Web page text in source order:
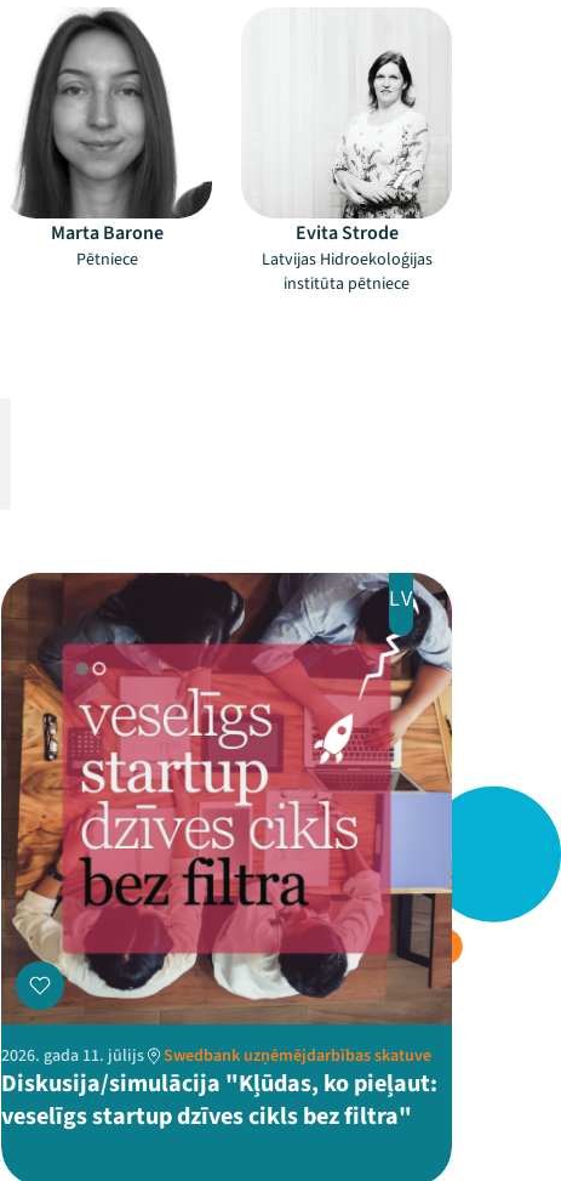
Marta Barone
Pētniece
Evita Strode
Latvijas Hidroekoloģijas
institūta pētniece
LV
2026. gada 11. jūlijs Swedbank uzņēmējdarbības skatuve
Diskusija/simulācija "Kļūdas, ko pieļaut:
veselīgs startup dzīves cikls bez filtra"